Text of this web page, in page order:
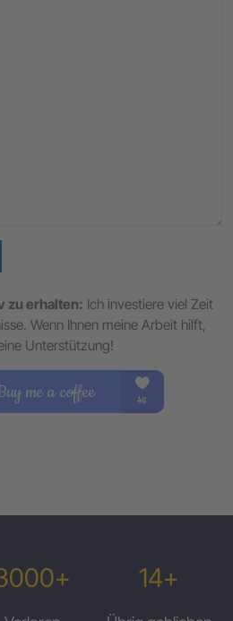
zu erhalten: Ich investiere viel Zeit
Wenn Ihnen meine Arbeit hilft,
Unterstützung!
14+